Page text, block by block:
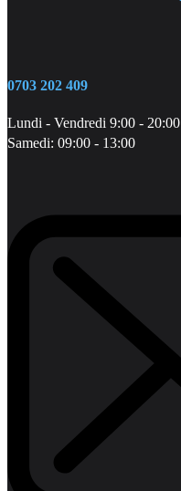
0703 202 409
Lundi - Vendredi 9:00 - 20:00
Samedi: 09:00 - 13:00